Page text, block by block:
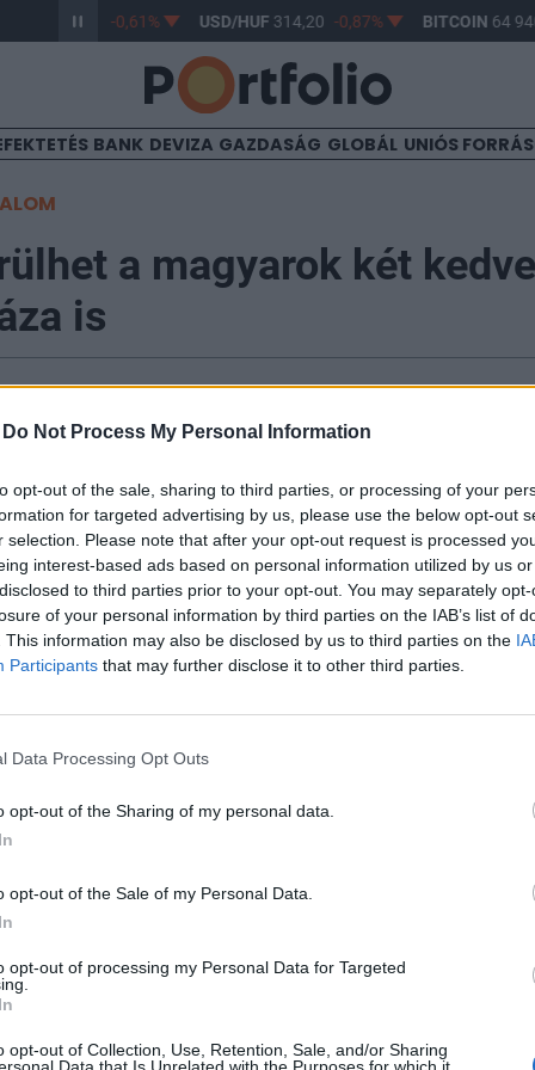
Do Not Process My Personal Information
opt-out of the sale, sharing to third parties, or processing of your
for targeted advertising by us, please use the below opt-out
selection. Please note that after your opt-out request is processed
interest-based ads based on personal information utilized by us
to third parties prior to your opt-out. You may separately
of your personal information by third parties on the IAB’s list of
This information may also be disclosed by us to third parties on the
Participants that may further disclose it to other third parties.
Data Processing Opt Outs
opt-out of the Sharing of my personal data.
opt-out of the Sale of my Personal Data.
opt-out of processing my Personal Data for Targeted
opt-out of Collection, Use, Retention, Sale, and/or Sharing
363,17 -0,61% USD/HUF 314,20 -0,87% BITCOIN64
BANK DEVIZA GAZDASÁG GLOBÁL UNIÓS
a magyarok két
is
idézi a Bloomberg Francois-Philippe Champagne-t,
A Bloomberg beszámolója szerint a G-7 országai
ellehetetlenítik a helyi termelőket és
a túlkínálatot okozó termékekkel szemben. Bár
és az Egyesült Királyságban is napirenden
meg a második lépést, és 2 eurós kezelési
okozó kínai termékekkel szembeni összehangolt
közös választ keresnek a kapacitások túlzott kihasználása és
piaci gyakorlatok alkalmazása által teremtett kihívásokra,
cikkarchívum